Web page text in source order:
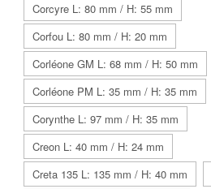
Corcyre L: 80 mm / H: 55 mm
Corfou L: 80 mm / H: 20 mm
Corléone GM L: 68 mm / H: 50 mm
Corléone PM L: 35 mm / H: 35 mm
Corynthe L: 97 mm / H: 35 mm
Creon L: 40 mm / H: 24 mm
Creta 135 L: 135 mm / H: 40 mm